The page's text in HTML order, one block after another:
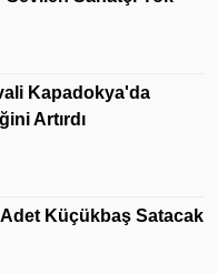
Kapadokya'da
Artırdı
Adet Küçükbaş Satacak